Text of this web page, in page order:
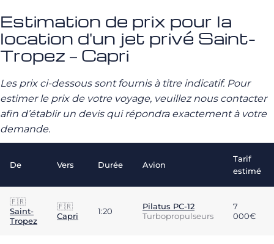
Estimation de prix pour la
location d'un jet privé Saint-
Tropez – Capri
Les prix ci-dessous sont fournis à titre indicatif. Pour
estimer le prix de votre voyage, veuillez nous contacter
afin d’établir un devis qui répondra exactement à votre
demande.
De Vers Durée Avion
Tarif
estimé
🇫🇷
Saint-
Tropez
🇫🇷
Capri
1:20
Pilatus PC-12
Turbopropulseurs
7
000€